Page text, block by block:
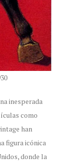
inesperada
como
han
figura icónica
donde la